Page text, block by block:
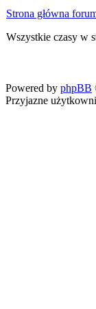
Strona główna
Wszystkie czasy w
Powered by phpBB
Przyjazne